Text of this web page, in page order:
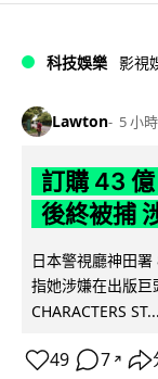
科技娛樂 影視
Lawton 5 小時
訂購 43
後終被捕
日本警視廳神田
指她涉嫌在出版巨
CHARACTERS ST...
49 7 ↗